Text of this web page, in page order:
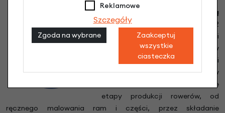
Rowery Sparta produkowane są
w Holandii od 1917.
Już od 102
lat rowery Sparta w całości
projektowane i produkowane są w
Fabryka rowerów mieści
się w miejscowości Heerenveen, w
której odbywają się wszystkie
etapy produkcji rowerów, od
ręcznego malowania ram i części, przez składanie
Reklamowe
Szczegóły
Zgoda na wybrane
Zaakceptuj
wszystkie
ciasteczka